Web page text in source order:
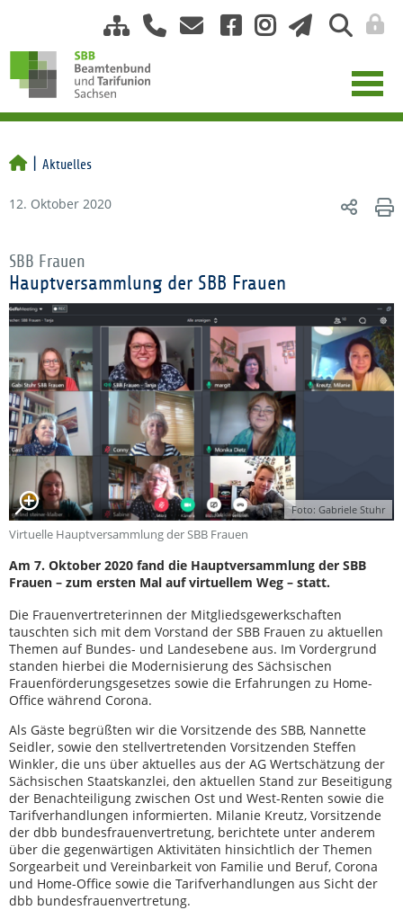
Aktuelles
12. Oktober 2020
SBB Frauen
Hauptversammlung der SBB Frauen
Foto: Gabriele Stuhr
Virtuelle Hauptversammlung der SBB Frauen
Am 7. Oktober 2020 fand die Hauptversammlung der SBB
Frauen – zum ersten Mal auf virtuellem Weg – statt.
Die Frauenvertreterinnen der Mitgliedsgewerkschaften
tauschten sich mit dem Vorstand der SBB Frauen zu aktuellen
Themen auf Bundes- und Landesebene aus. Im Vordergrund
standen hierbei die Modernisierung des Sächsischen
Frauenförderungsgesetzes sowie die Erfahrungen zu Home-
Office während Corona.
Als Gäste begrüßten wir die Vorsitzende des SBB, Nannette
Seidler, sowie den stellvertretenden Vorsitzenden Steffen
Winkler, die uns über aktuelles aus der AG Wertschätzung der
Sächsischen Staatskanzlei, den aktuellen Stand zur Beseitigung
der Benachteiligung zwischen Ost und West-Renten sowie die
Tarifverhandlungen informierten. Milanie Kreutz, Vorsitzende
der dbb bundesfrauenvertretung, berichtete unter anderem
über die gegenwärtigen Aktivitäten hinsichtlich der Themen
Sorgearbeit und Vereinbarkeit von Familie und Beruf, Corona
und Home-Office sowie die Tarifverhandlungen aus Sicht der
dbb bundesfrauenvertretung.